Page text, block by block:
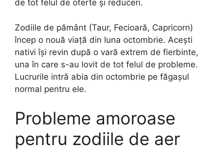
de tot felul de oferte și reduceri.
Zodiile de pământ (Taur, Fecioară, Capricorn)
încep o nouă viață din luna octombrie. Acești
nativi își revin după o vară extrem de fierbinte,
una în care s-au lovit de tot felul de probleme.
Lucrurile intră abia din octombrie pe făgașul
normal pentru ele.
Probleme amoroase
pentru zodiile de aer